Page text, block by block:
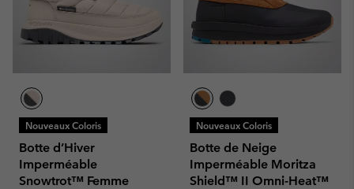
Nouveaux Coloris
Botte d’Hiver
Imperméable
Snowtrot™ Femme
Nouveaux Coloris
Botte de Neige
Imperméable Moritza
Shield™ II Omni-Heat™